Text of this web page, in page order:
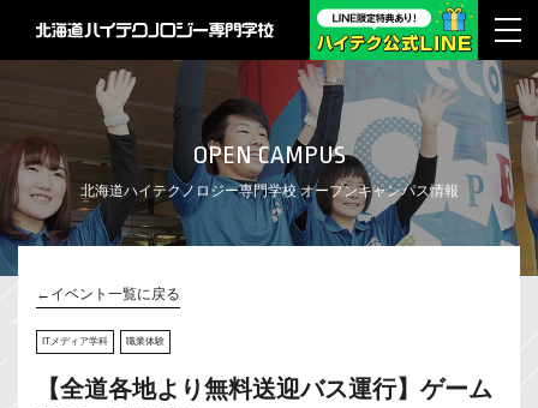
OPEN CAMPUS
北海道ハイテクノロジー専門学校 オープンキャンパス情報
←イベント一覧に戻る
ITメディア学科 職業体験
【全道各地より無料送迎バス運行】ゲーム